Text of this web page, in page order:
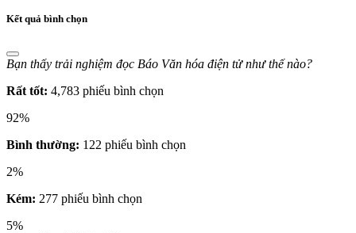
Kết quả bình chọn
Bạn thấy trải nghiệm đọc Báo Văn hóa điện tử như thế nào?
Rất tốt: 4,783 phiếu bình chọn
92%
Bình thường: 122 phiếu bình chọn
2%
Kém: 277 phiếu bình chọn
5%